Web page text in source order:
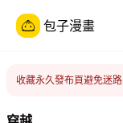
包子漫畫
收藏永久發布頁避免迷路